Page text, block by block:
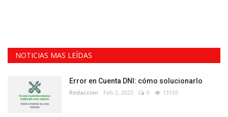
NOTICIAS MAS LEÍDAS
Error en Cuenta DNI: cómo solucionarlo
Redaccion Feb 2, 2023 0 13165